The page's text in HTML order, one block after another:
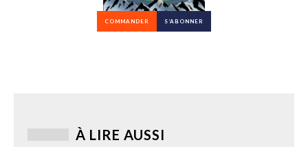
COMMANDER S’ABONNER
À LIRE AUSSI